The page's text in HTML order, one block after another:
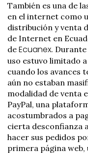
También es una de
en el internet como
distribución y venta
de Internet en
de Ecuanex. Durante
uso estuvo limitado a
cuando los avances
aún no estaban
modalidad de venta
PayPal, una
acostumbrados a
cierta desconfianza
hacer sus pedidos
primera página